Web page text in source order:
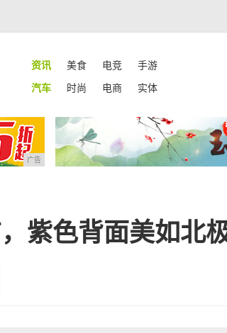
资讯 美食 电竞 手游
汽车
时尚 电商 实体
广告
紫色背面美如北